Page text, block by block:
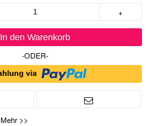
+
In den Warenkorb
-ODER-
Mehr >>